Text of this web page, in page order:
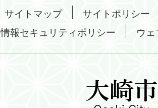
サイトマップ
サイトポリシー
情報セキュリティポリシー
ウ